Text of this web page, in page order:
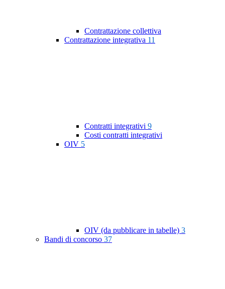
Contrattazione collettiva
Contrattazione integrativa 11
Contratti integrativi 9
Costi contratti integrativi
OIV 5
OIV (da pubblicare in tabelle) 3
Bandi di concorso 37